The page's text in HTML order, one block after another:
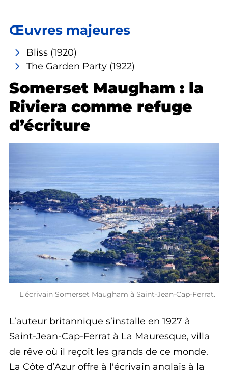
Œuvres majeures
Bliss (1920)
The Garden Party (1922)
Somerset Maugham : la
Riviera comme refuge
d’écriture
L'écrivain Somerset Maugham à Saint-Jean-Cap-Ferrat.
L’auteur britannique s’installe en 1927 à
Saint-Jean-Cap-Ferrat à La Mauresque, villa
de rêve où il reçoit les grands de ce monde.
La Côte d’Azur offre à l'écrivain anglais à la